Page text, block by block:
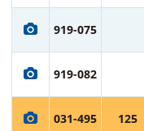
919-075
919-082
031-495 125